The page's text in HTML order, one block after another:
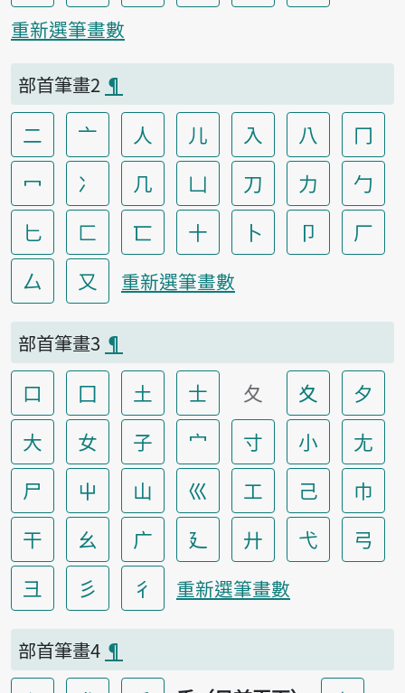
重新選筆畫數
部首筆畫2 ¶
二 亠 人 儿 入 八
冂
冖
冫 几 凵 刀 力
勹
匕
匚 匸 十 卜 卩
厂
厶
又 重新選筆畫數
部首筆畫3 ¶
口 囗 土 士 夂 夊
夕
大
女 子 宀 寸 小
尢
尸
屮 山 巛 工 己
巾
干
幺 广 廴 廾 弋
弓
彐
彡 彳 重新選筆畫數
部首筆畫4 ¶